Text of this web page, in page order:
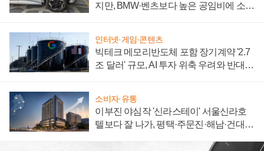
지만, BMW·벤츠보다 높은 공임비에 소비
인터넷·게임·콘텐츠
빅테크 메모리반도체 포함 장기계약 '2.7
조 달러' 규모, AI 투자 위축 우려와 반대
소비자·유통
이부진 야심작 '신라스테이' 서울신라호
텔보다 잘 나가, 평택·주문진·해남·건대로